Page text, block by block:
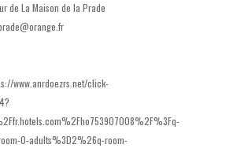
de La Maison de la Prade
www.anrdoezrs.net/click-
0-adults%3D2%26q-room-